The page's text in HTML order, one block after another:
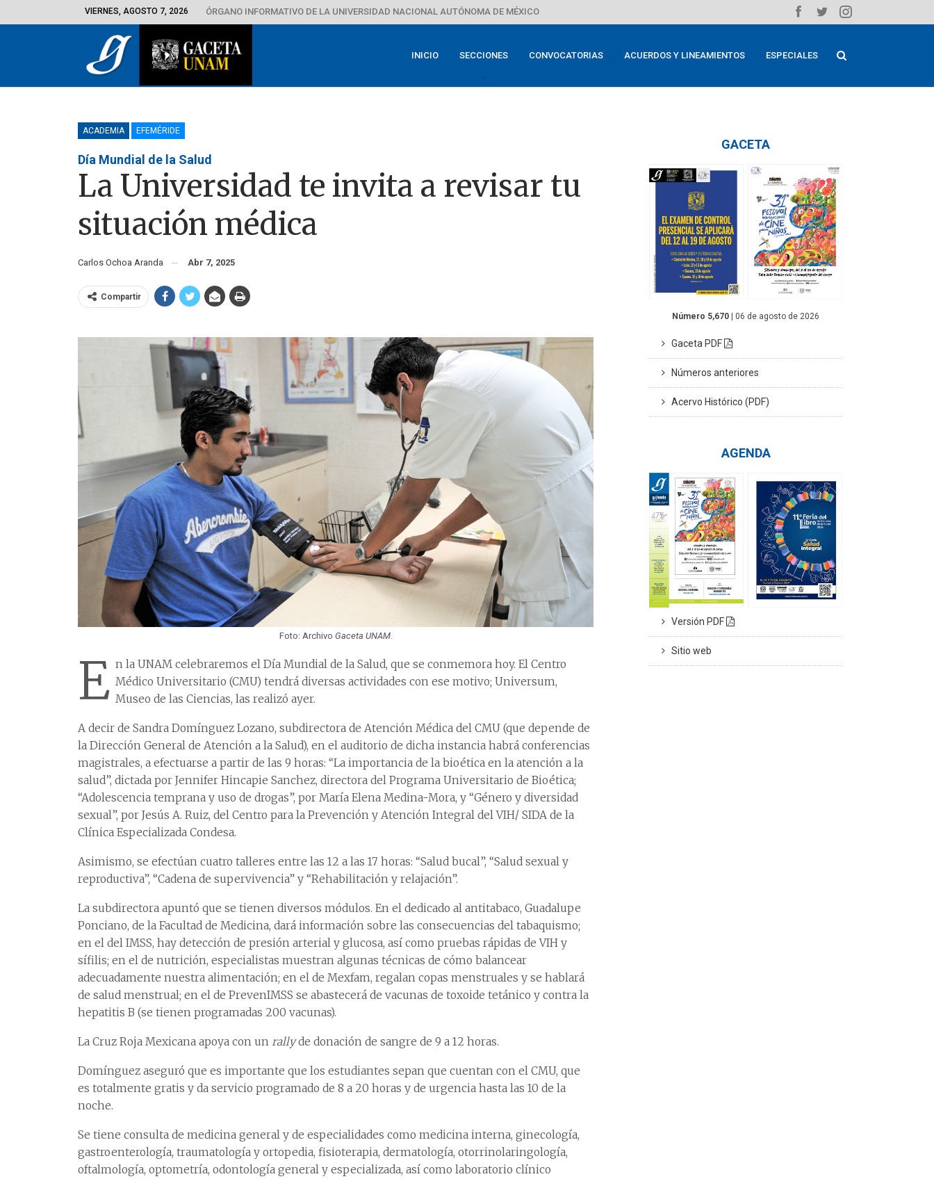
VIERNES, AGOSTO 7, 2026 ÓRGANO INFORMATIVO DE LA UNIVERSIDAD NACIONAL AUTÓNOMA DE MÉXICO
INICIO SECCIONES CONVOCATORIAS ACUERDOS Y LINEAMIENTOS ESPECIALES
ACADEMIA EFEMÉRIDE
Día Mundial de la Salud
La Universidad te invita a revisar tu
situación médica
Carlos Ochoa Aranda Abr 7, 2025
Compartir
Foto: Archivo Gaceta UNAM.
E n la UNAM celebraremos el Día Mundial de la Salud, que se conmemora hoy. El Centro
Médico Universitario (CMU) tendrá diversas actividades con ese motivo; Universum,
Museo de las Ciencias, las realizó ayer.
A decir de Sandra Domínguez Lozano, subdirectora de Atención Médica del CMU (que depende de
la Dirección General de Atención a la Salud), en el auditorio de dicha instancia habrá conferencias
magistrales, a efectuarse a partir de las 9 horas: “La importancia de la bioética en la atención a la
salud”, dictada por Jennifer Hincapie Sanchez, directora del Programa Universitario de Bioética;
“Adolescencia temprana y uso de drogas”, por María Elena Medina-Mora, y “Género y diversidad
sexual”, por Jesús A. Ruiz, del Centro para la Prevención y Atención Integral del VIH/ SIDA de la
Clínica Especializada Condesa.
Asimismo, se efectúan cuatro talleres entre las 12 a las 17 horas: “Salud bucal”, “Salud sexual y
reproductiva”, “Cadena de supervivencia” y “Rehabilitación y relajación”.
La subdirectora apuntó que se tienen diversos módulos. En el dedicado al antitabaco, Guadalupe
Ponciano, de la Facultad de Medicina, dará información sobre las consecuencias del tabaquismo;
en el del IMSS, hay detección de presión arterial y glucosa, así como pruebas rápidas de VIH y
sífilis; en el de nutrición, especialistas muestran algunas técnicas de cómo balancear
adecuadamente nuestra alimentación; en el de Mexfam, regalan copas menstruales y se hablará
de salud menstrual; en el de PrevenIMSS se abastecerá de vacunas de toxoide tetánico y contra la
hepatitis B (se tienen programadas 200 vacunas).
La Cruz Roja Mexicana apoya con un rallyde donación de sangre de 9 a 12 horas.
Domínguez aseguró que es importante que los estudiantes sepan que cuentan con el CMU, que
es totalmente gratis y da servicio programado de 8 a 20 horas y de urgencia hasta las 10 de la
noche.
Se tiene consulta de medicina general y de especialidades como medicina interna, ginecología,
gastroenterología, traumatología y ortopedia, fisioterapia, dermatología, otorrinolaringología,
oftalmología, optometría, odontología general y especializada, así como laboratorio clínico
GACETA
Número 5,670 | 06 de agosto de 2026
Gaceta PDF
Números anteriores
Acervo Histórico (PDF)
AGENDA
Versión PDF
Sitio web